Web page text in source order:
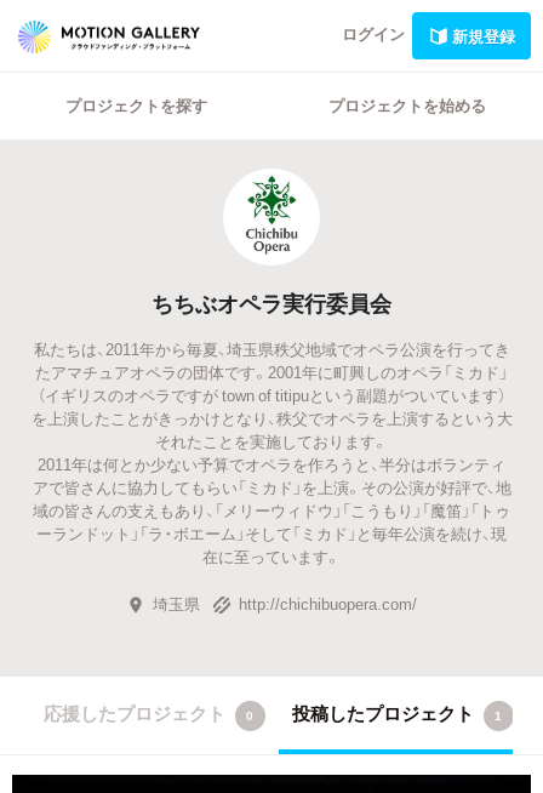
ログイン 新規登録
プロジェクトを探す プロジェクトを始める
ちちぶオペラ実行委員会
私たちは、2011年から毎夏、埼玉県秩父地域でオペラ公演を行ってき
たアマチュアオペラの団体です。2001年に町興しのオペラ「ミカド」
（イギリスのオペラですが town of titipuという副題がついています）
を上演したことがきっかけとなり、秩父でオペラを上演するという大
それたことを実施しております。
2011年は何とか少ない予算でオペラを作ろうと、半分はボランティ
アで皆さんに協力してもらい「ミカド」を上演。その公演が好評で、地
域の皆さんの支えもあり、「メリーウィドウ」「こうもり」「魔笛」「トゥ
ーランドット」「ラ・ボエーム」そして「ミカド」と毎年公演を続け、現
在に至っています。
埼玉県 http://chichibuopera.com/
応援したプロジェクト 0 投稿したプロジェクト 1